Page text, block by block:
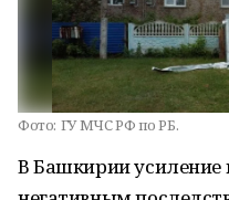
Фото: ГУ МЧС РФ по РБ.
В Башкирии усиление